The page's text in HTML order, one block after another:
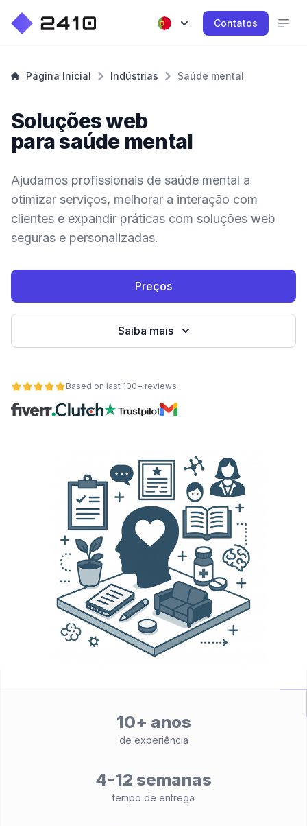
Contatos
Página Inicial Indústrias Saúde mental
Soluções web
para saúde mental
Ajudamos profissionais de saúde mental a
otimizar serviços, melhorar a interação com
clientes e expandir práticas com soluções web
seguras e personalizadas.
Preços
Saiba mais
Based on last 100+ reviews
10+ anos
de experiência
4-12 semanas
tempo de entrega